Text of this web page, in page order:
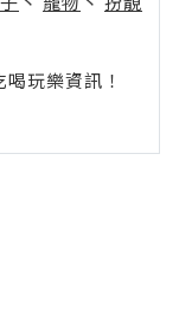
玩樂資訊！